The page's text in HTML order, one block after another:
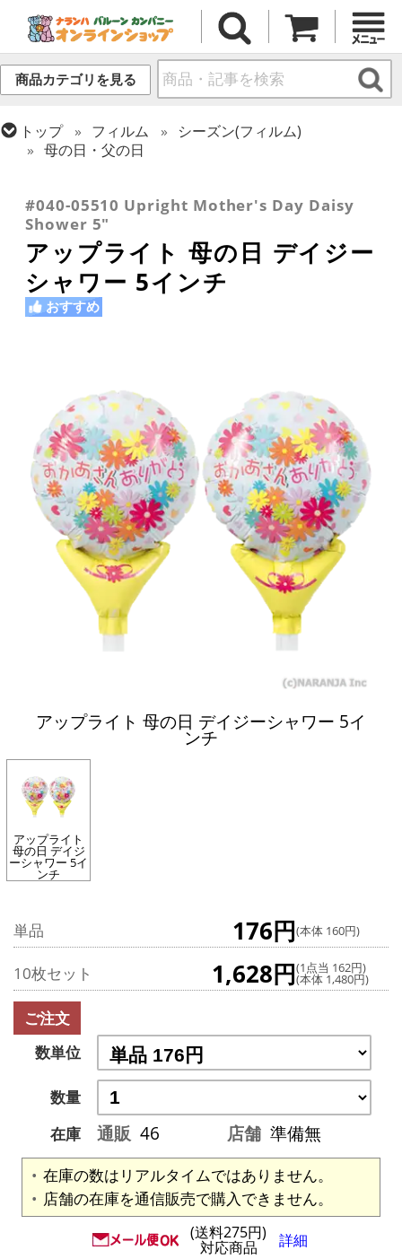
商品カテゴリを見る
トップ フィルム
シーズン(フィルム)
母の日・父の日
#040-05510 Upright Mother's Day Daisy
Shower 5"
アップライト 母の日 デイジー
シャワー 5インチ
おすすめ
アップライト 母の日 デイジーシャワー 5イ
ンチ
アップライト
母の日 デイジ
ーシャワー 5イ
ンチ
単品 176円(本体 160円)
10枚セット 1,628円(1点当 162円)
(本体 1,480円)
ご注文
数単位
数量
在庫
通販 46 店舗 準備無
在庫の数はリアルタイムではありません。
店舗の在庫を通信販売で購入できません。
(送料275円)
対応商品 詳細